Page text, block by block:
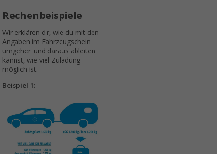
Rechenbeispiele
Wir erklären dir, wie du mit den
Angaben im Fahrzeugschein
umgehen und daraus ableiten
kannst, wie viel Zuladung
möglich ist.
Beispiel 1: